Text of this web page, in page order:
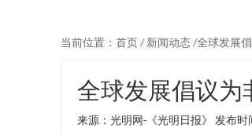
当前位置： 首页 / 新闻动态 /全球发展
全球发展倡议为
来源：光明网-《光明日报》 发布时